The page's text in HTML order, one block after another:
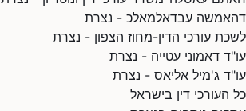
דהאמשה עבדאלמאלכ - נצרת
לשכת עורכי הדין-מחוז הצפון - נצרת
עו"ד דאמוני עטייה - נצרת
עו"ד ג'מיל אליאס - נצרת
כל העורכי דין בישראל